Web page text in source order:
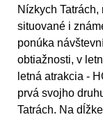
Nízkych
situované i
ponúka
obtiažnosti, v
letná atrakcia -
prvá svojho
Tatrách. Na